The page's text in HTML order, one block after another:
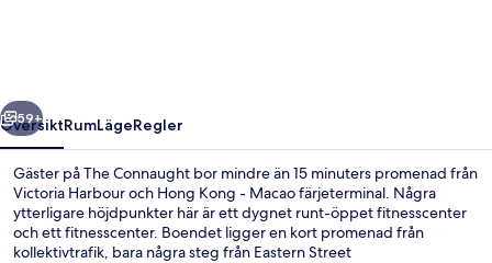
Nästa
59+
ÖversiktRumLägeRegler
Gäster på The Connaught bor mindre än 15 minuters promenad från
Victoria Harbour och Hong Kong - Macao färjeterminal. Några
ytterligare höjdpunkter här är ett dygnet runt-öppet fitnesscenter
och ett fitnesscenter. Boendet ligger en kort promenad från
kollektivtrafik, bara några steg från Eastern Street